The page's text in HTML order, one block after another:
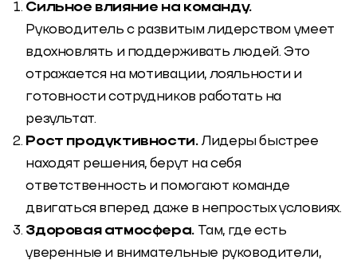
Сильное влияние на команду.
Руководитель с развитым лидерством умеет
вдохновлять и поддерживать людей. Это
отражается на мотивации, лояльности и
готовности сотрудников работать на
результат.
Рост продуктивности.Лидеры быстрее
находят решения, берут на себя
ответственность и помогают команде
двигаться вперед даже в непростых условиях.
Здоровая атмосфера.Там, где есть
уверенные и внимательные руководители,